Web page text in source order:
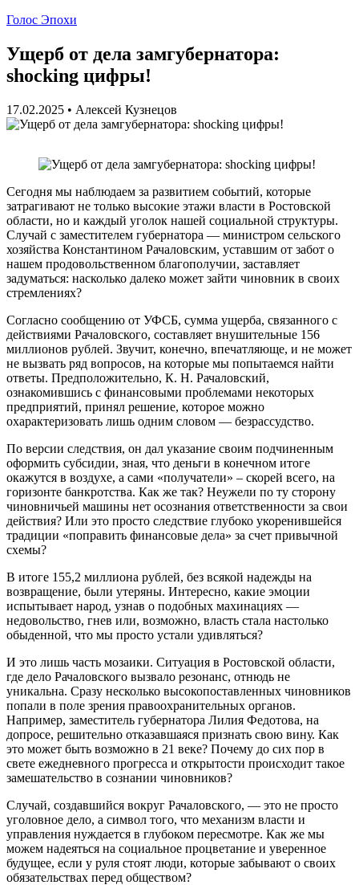
Голос Эпохи
Ущерб от дела замгубернатора:
shocking цифры!
17.02.2025 • Алексей Кузнецов
Сегодня мы наблюдаем за развитием событий, которые
затрагивают не только высокие этажи власти в Ростовской
области, но и каждый уголок нашей социальной структуры.
Случай с заместителем губернатора — министром сельского
хозяйства Константином Рачаловским, уставшим от забот о
нашем продовольственном благополучии, заставляет
задуматься: насколько далеко может зайти чиновник в своих
стремлениях?
Согласно сообщению от УФСБ, сумма ущерба, связанного с
действиями Рачаловского, составляет внушительные 156
миллионов рублей. Звучит, конечно, впечатляюще, и не может
не вызвать ряд вопросов, на которые мы попытаемся найти
ответы. Предположительно, К. Н. Рачаловский,
ознакомившись с финансовыми проблемами некоторых
предприятий, принял решение, которое можно
охарактеризовать лишь одним словом — безрассудство.
По версии следствия, он дал указание своим подчиненным
оформить субсидии, зная, что деньги в конечном итоге
окажутся в воздухе, а сами «получатели» – скорей всего, на
горизонте банкротства. Как же так? Неужели по ту сторону
чиновничьей машины нет осознания ответственности за свои
действия? Или это просто следствие глубоко укоренившейся
традиции «поправить финансовые дела» за счет привычной
схемы?
В итоге 155,2 миллиона рублей, без всякой надежды на
возвращение, были утеряны. Интересно, какие эмоции
испытывает народ, узнав о подобных махинациях —
недовольство, гнев или, возможно, власть стала настолько
обыденной, что мы просто устали удивляться?
И это лишь часть мозаики. Ситуация в Ростовской области,
где дело Рачаловского вызвало резонанс, отнюдь не
уникальна. Сразу несколько высокопоставленных чиновников
попали в поле зрения правоохранительных органов.
Например, заместитель губернатора Лилия Федотова, на
допросе, решительно отказавшаяся признать свою вину. Как
это может быть возможно в 21 веке? Почему до сих пор в
свете ежедневного прогресса и открытости происходит такое
замешательство в сознании чиновников?
Случай, создавшийся вокруг Рачаловского, — это не просто
уголовное дело, а символ того, что механизм власти и
управления нуждается в глубоком пересмотре. Как же мы
можем надеяться на социальное процветание и уверенное
будущее, если у руля стоят люди, которые забывают о своих
обязательствах перед обществом?